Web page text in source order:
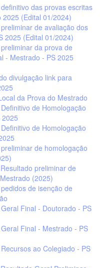
das provas escritas
(Edital 01/2024)
de avaliação dos
2025 (Edital 01/2024)
da prova de
- Mestrado - PS 2025
divulgação link para
da Prova do Mestrado
de Homologação
de Homologação
de homologação
preliminar de
(2025)
de isenção de
Final - Doutorado - PS
Final - Mestrado - PS
ao Colegiado - PS